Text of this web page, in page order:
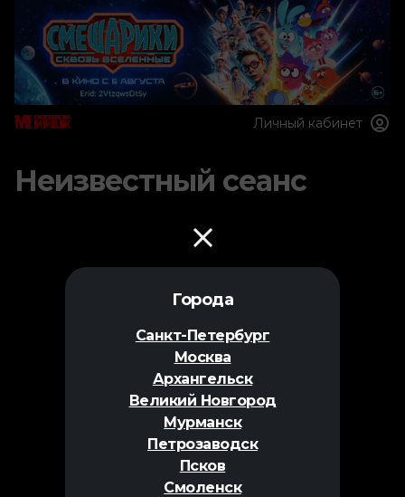
Города
Санкт-Петербург
Москва
Архангельск
Великий Новгород
Мурманск
Петрозаводск
Псков
Смоленск
Личный кабинет
Неизвестный сеанс